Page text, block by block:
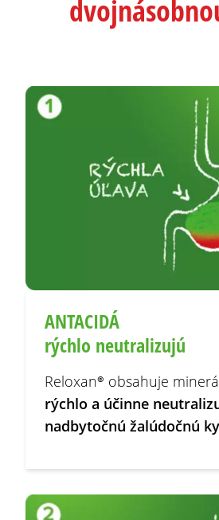
ANTACIDÁ
rýchlo neutralizujú
Reloxan® obsahuje
rýchlo a účinne
nadbytočnú žalúdočnú